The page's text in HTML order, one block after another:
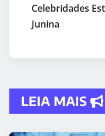
Celebridades
Junina
LEIA MAIS